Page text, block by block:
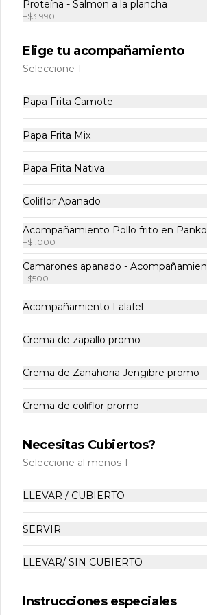
-20%
agregale los
-13%
Elige 2 Arma
o aguas y 1
$20.990
Conócenos
Términos y condiciones
Política de privacidad
Redes sociales
Mi cuenta
Proteína - Salmon a la plancha
+$3.990
Elige tu acompañamiento
Seleccione 1
Papa Frita Camote
Papa Frita Mix
Papa Frita Nativa
Coliflor Apanado
Acompañamiento Pollo frito en Panko
+$1.000
Camarones apanado -
+$500
Acompañamiento Falafel
Crema de zapallo promo
Crema de Zanahoria Jengibre promo
Crema de coliflor promo
Necesitas Cubiertos?
Seleccione al menos 1
LLEVAR / CUBIERTO
SERVIR
LLEVAR/ SIN CUBIERTO
Instrucciones especiales